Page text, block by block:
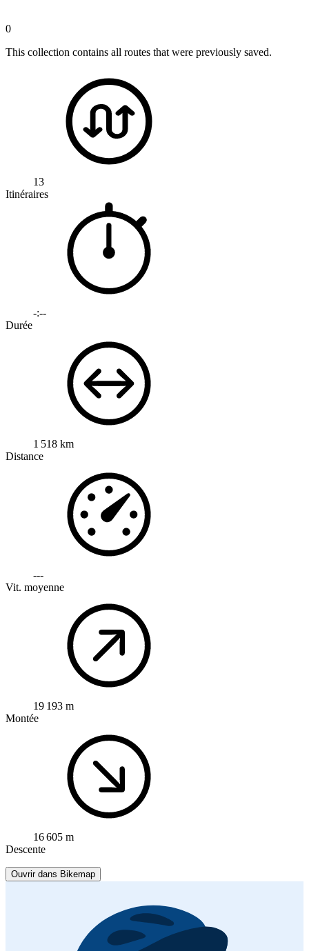
0
This collection contains all routes that were previously saved.
13
Itinéraires
-:--
Durée
1 518 km
Distance
---
Vit. moyenne
19 193 m
Montée
16 605 m
Descente
Ouvrir dans Bikemap